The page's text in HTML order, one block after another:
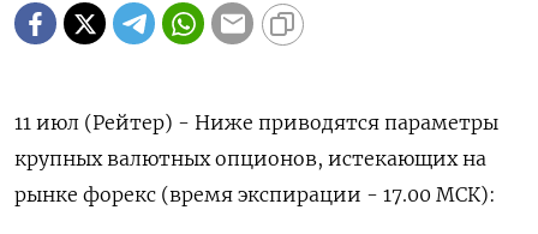
11 июл (Рейтер) - Ниже приводятся параметры
крупных валютных опционов, истекающих на
рынке форекс (время экспирации - 17.00 МСК):